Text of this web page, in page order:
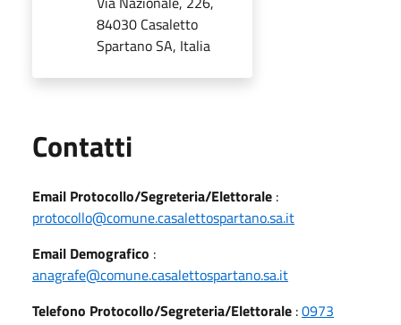
84030 Casaletto
Spartano SA, Italia
Contatti
Email Protocollo/Segreteria/Elettorale :
protocollo@comune.casalettospartano.sa.it
Email Demografico :
anagrafe@comune.casalettospartano.sa.it
Telefono Protocollo/Segreteria/Elettorale :0973